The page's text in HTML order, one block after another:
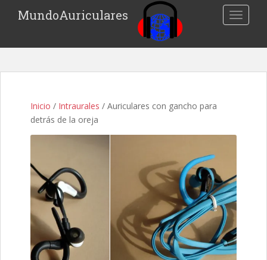
p
o
MundoAuriculares
Inicio / Intraurales / Auriculares con gancho para
detrás de la oreja